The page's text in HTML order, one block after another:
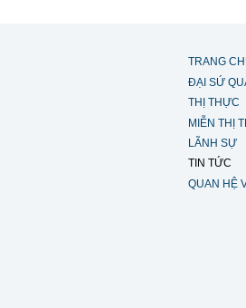
TRANG
ĐẠI SỨ
THỊ THỰC
MIỄN THỊ
LÃNH SỰ
TIN TỨC
QUAN HỆ